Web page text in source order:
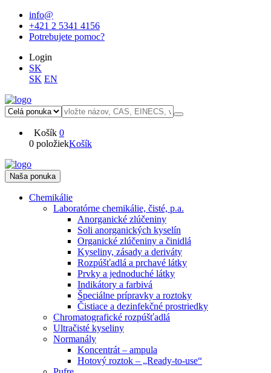
info@
+421 2 5341 4156
Potrebujete pomoc?
Login
SK
SK EN
Košík 0
0 položiekKošík
Naša ponuka
Chemikálie
Laboratórne chemikálie, čisté, p.a.
Anorganické zlúčeniny
Soli anorganických kyselín
Organické zlúčeniny a činidlá
Kyseliny, zásady a deriváty
Rozpúšťadlá a prchavé látky
Prvky a jednoduché látky
Indikátory a farbivá
Špeciálne prípravky a roztoky
Čistiace a dezinfekčné prostriedky
Chromatografické rozpúšťadlá
Ultračisté kyseliny
Normanály
Koncentrát – ampula
Hotový roztok – „Ready-to-use“